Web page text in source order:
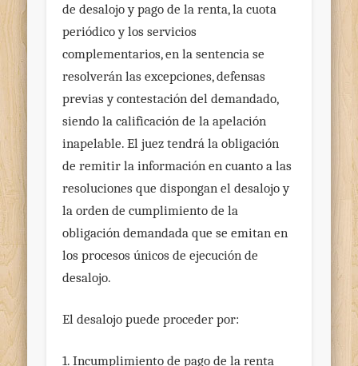
de desalojo y pago de la renta, la cuota
periódico y los servicios
complementarios, en la sentencia se
resolverán las excepciones, defensas
previas y contestación del demandado,
siendo la calificación de la apelación
inapelable. El juez tendrá la obligación
de remitir la información en cuanto a las
resoluciones que dispongan el desalojo y
la orden de cumplimiento de la
obligación demandada que se emitan en
los procesos únicos de ejecución de
desalojo.
El desalojo puede proceder por:
1. Incumplimiento de pago de la renta